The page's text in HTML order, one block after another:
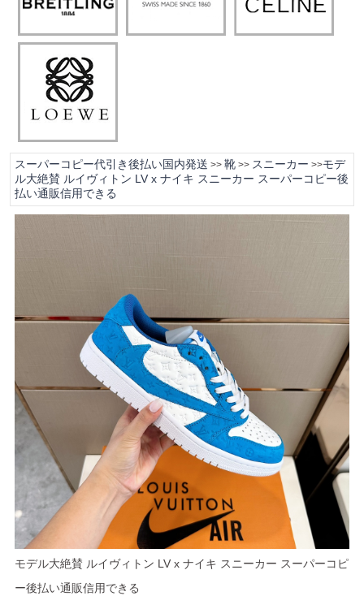
スーパーコピー代引き後払い国内発送 >> 靴>> スニーカー >>モデ
ル大絶賛 ルイヴィトン LV x ナイキ スニーカー スーパーコピー後
払い通販信用できる
モデル大絶賛 ルイヴィトン LV x ナイキ スニーカー スーパーコピ
ー後払い通販信用できる